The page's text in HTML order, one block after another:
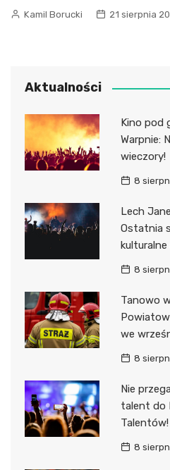
Kamil Borucki 21 sierpnia
Aktualności
Kino pod
Warpnie:
wieczory!
8
Lech
Ostatnia
8
Tanowo
we
8
Nie
talent do
Talentów!
8